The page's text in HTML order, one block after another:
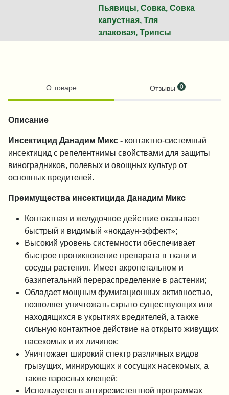
Пьявицы, Совка, Совка
капустная, Тля
злаковая, Трипсы
О товаре Отзывы 0
Описание
Инсектицид Данадим Микс - контактно-системный
инсектицид с репелентнимы свойствами для защиты
виноградников, полевых и овощных культур от
основных вредителей.
Преимущества инсектицида Данадим Микс
Контактная и желудочное действие оказывает
быстрый и видимый «нокдаун-эффект»;
Высокий уровень системности обеспечивает
быстрое проникновение препарата в ткани и
сосуды растения. Имеет акропетальном и
базипетальний перераспределение в растении;
Обладает мощным фумигационных активностью,
позволяет уничтожать скрыто существующих или
находящихся в укрытиях вредителей, а также
сильную контактное действие на открыто живущих
насекомых и их личинок;
Уничтожает широкий спектр различных видов
грызущих, минирующих и сосущих насекомых, а
также взрослых клещей;
Используется в антирезистентной программах